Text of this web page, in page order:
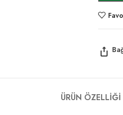
ÜRÜN ÖZELLIĞI